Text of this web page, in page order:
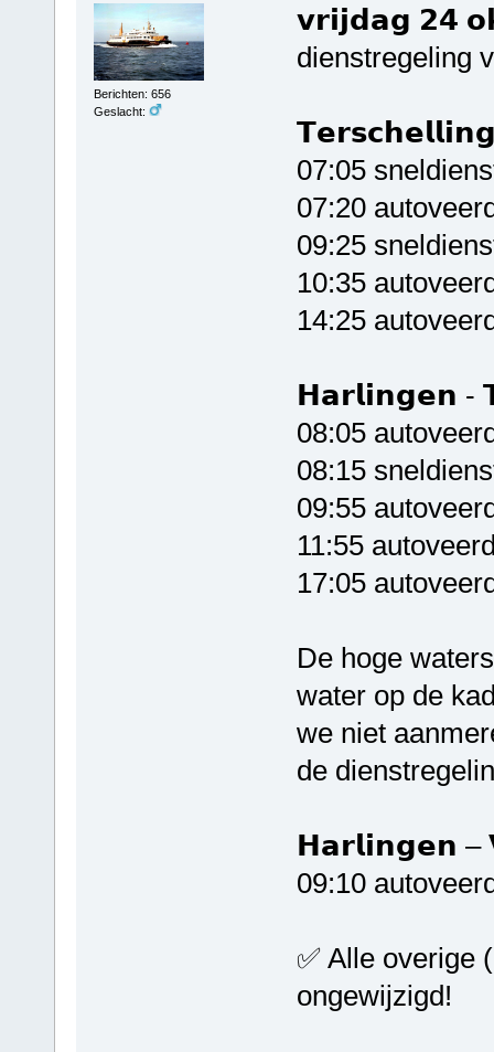
Berichten: 656
Geslacht:
𝘃𝗿𝗶𝗷𝗱𝗮𝗴 𝟮𝟰
dienstregeling
07:05
07:20
09:25
10:35
14:25
𝗛𝗮𝗿𝗹𝗶𝗻𝗴𝗲𝗻 -
08:05
08:15
09:55
11:55
17:05
De hoge
water op de
we niet
de
𝗛𝗮𝗿𝗹𝗶𝗻𝗴𝗲𝗻 –
09:10
✅ Alle overige
ongewijzigd!